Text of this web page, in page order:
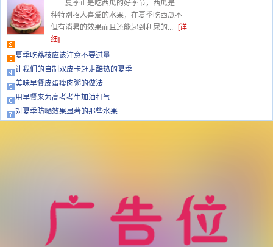
夏季正是吃西瓜的好季节，西瓜是一
种特别招人喜爱的水果，在夏季吃西瓜不
但有消暑的效果而且还能起到利尿的... [详
细]
夏季吃荔枝应该注意不要过量
让我们的自制双皮卡赶走酷热的夏季
美味早餐皮蛋瘦肉粥的做法
用早餐来为高考考生加油打气
对夏季防嗮效果显著的那些水果